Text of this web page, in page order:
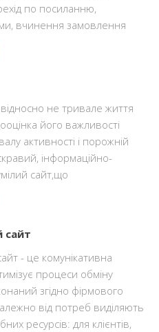
по посиланню,
вчинення замовлення
не тривале життя
його важливості
активності і порожній
інформаційно-
сайт,що
сайт
- це комунікативна
процеси обміну
згідно фірмового
від потреб виділяють
ресурсів: для клієнтів,